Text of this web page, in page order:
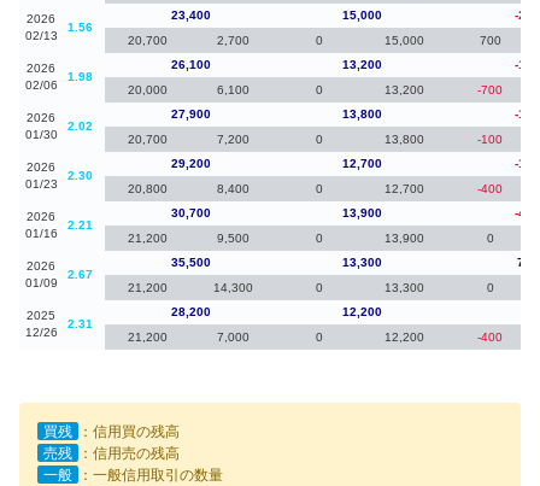
2026
02/13
1.56
23,400 15,000
-
20,700
2,700 0 15,000 700
2026
02/06
1.98
26,100 13,200
-
20,000
6,100 0 13,200 -700
2026
01/30
2.02
27,900 13,800
-
20,700
7,200 0 13,800 -100
2026
01/23
2.30
29,200 12,700
-
20,800
8,400 0 12,700 -400
2026
01/16
2.21
30,700 13,900
-
21,200
9,500 0 13,900 0
2026
01/09
2.67
35,500 13,300
21,200
14,300 0 13,300 0
2025
12/26
2.31
28,200 12,200
21,200
7,000 0 12,200 -400
買残
：信用買の残高
売残
：信用売の残高
一般
：一般信用取引の数量